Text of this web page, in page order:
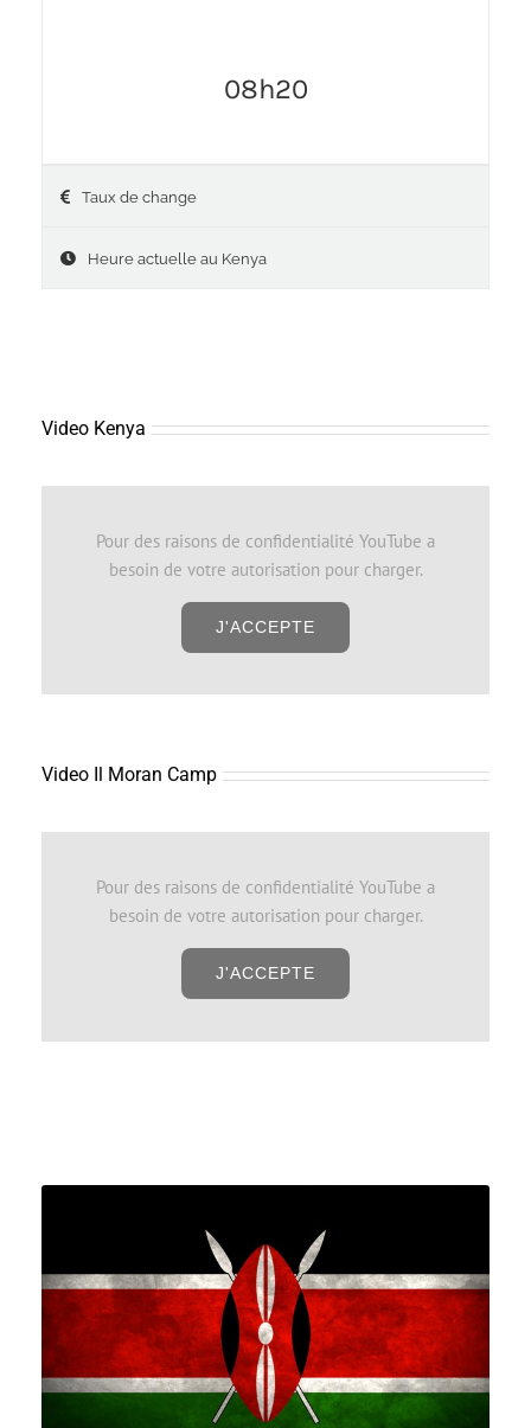
08h20
Taux de change
Heure actuelle au Kenya
Video Kenya
Pour des raisons de confidentialité YouTube a
besoin de votre autorisation pour charger.
J'ACCEPTE
Video Il Moran Camp
Pour des raisons de confidentialité YouTube a
besoin de votre autorisation pour charger.
J'ACCEPTE